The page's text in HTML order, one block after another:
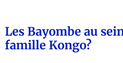
Les Bayombe au
famille Kongo?